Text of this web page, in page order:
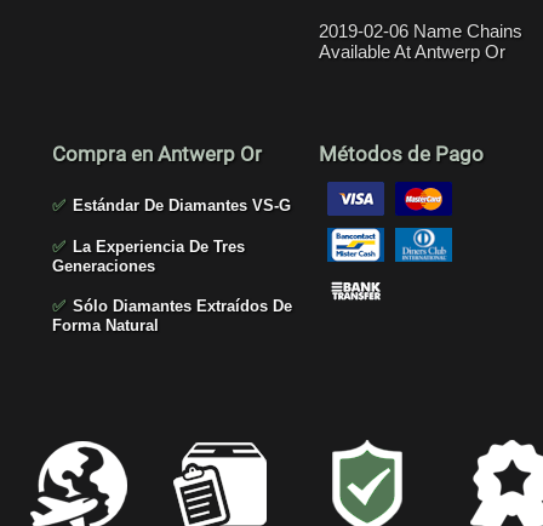
2019-02-06 Name Chains
Available At Antwerp Or
Compra en Antwerp Or
✅ Estándar De Diamantes VS-G
✅ La Experiencia De Tres
Generaciones
✅ Sólo Diamantes Extraídos De
Forma Natural
Métodos de Pago